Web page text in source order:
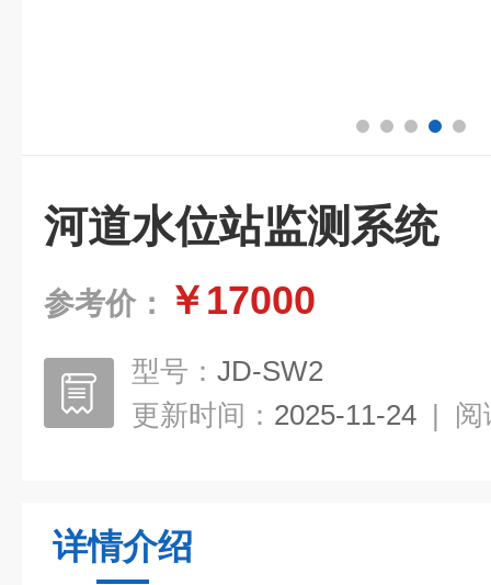
河道水位站监测系统
参考价： ￥17000
型号： JD-SW2
更新时间： 2025-11-24 | 阅
详情介绍